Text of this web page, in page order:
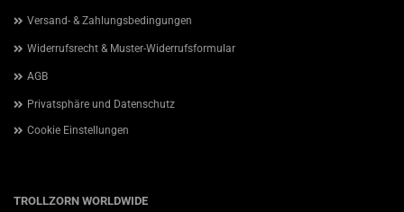
Versand- & Zahlungsbedingungen
Widerrufsrecht & Muster-Widerrufsformular
AGB
Privatsphäre und Datenschutz
Cookie Einstellungen
TROLLZORN WORLDWIDE